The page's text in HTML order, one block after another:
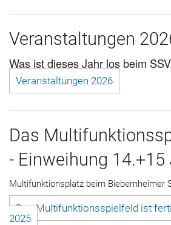
Veranstaltungen
Was ist dieses Jahr los beim
Veranstaltungen 2026
Das
- Einweihung
Multifunktionsplatz beim Biebernheimer
Das Multifunktionsspielfeld ist
2025